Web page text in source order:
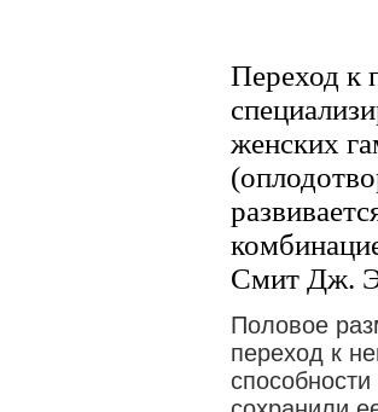
Переход к
женских
Смит Дж.
Половое
переход к